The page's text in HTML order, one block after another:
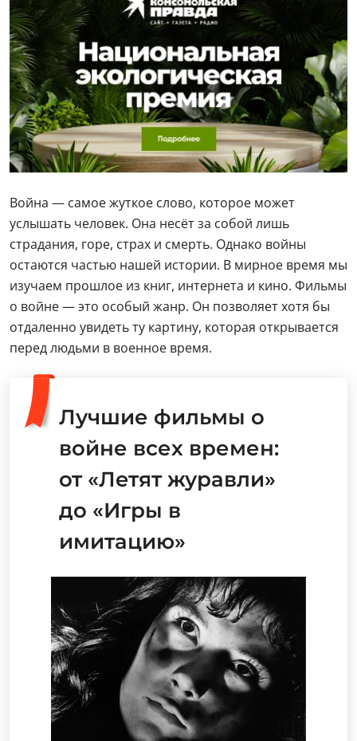
Война — самое жуткое слово, которое может
услышать человек. Она несёт за собой лишь
страдания, горе, страх и смерть. Однако войны
остаются частью нашей истории. В мирное время мы
изучаем прошлое из книг, интернета и кино. Фильмы
о войне — это особый жанр. Он позволяет хотя бы
отдаленно увидеть ту картину, которая открывается
перед людьми в военное время.
Лучшие фильмы о
войне всех времен:
от «Летят журавли»
до «Игры в
имитацию»